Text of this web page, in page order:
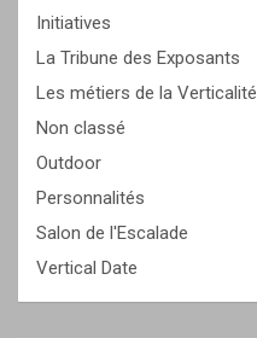
Initiatives
La Tribune des Exposants
Les métiers de la Verticalité
Non classé
Outdoor
Personnalités
Salon de l'Escalade
Vertical Date